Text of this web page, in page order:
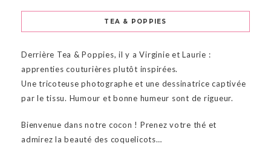
TEA & POPPIES
Derrière Tea & Poppies, il y a Virginie et Laurie :
apprenties couturières plutôt inspirées.
Une tricoteuse photographe et une dessinatrice captivée
par le tissu. Humour et bonne humeur sont de rigueur.
Bienvenue dans notre cocon ! Prenez votre thé et
admirez la beauté des coquelicots…